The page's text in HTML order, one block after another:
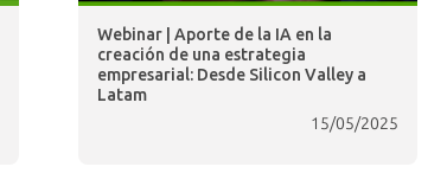
Webinar | Aporte de la IA en la
creación de una estrategia
empresarial: Desde Silicon Valley a
Latam
15/05/2025